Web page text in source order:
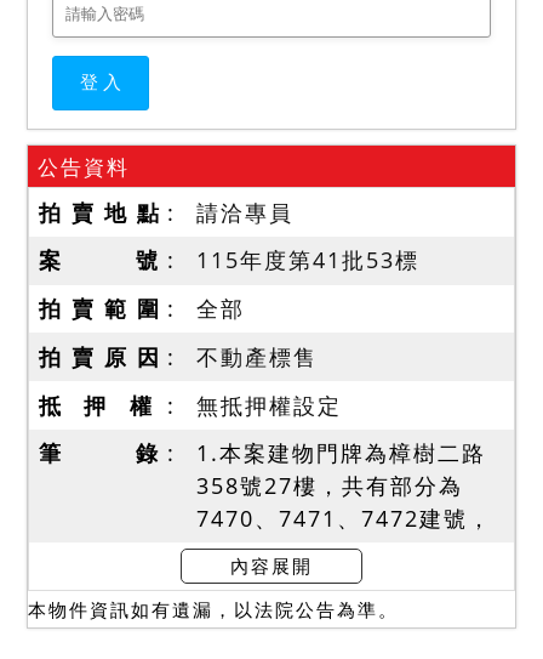
公告資料
拍 賣 地 點
請洽專員
案 號
115年度第41批53標
拍 賣 範 圍
全部
拍 賣 原 因
不動產標售
抵 押 權
無抵押權設定
筆 錄
1.本案建物門牌為樟樹二路
358號27樓，共有部分為
7470、7471、7472建號，
權利範圍依序為
726/100000、
728/100000、1/237(含停
內容展開
本物件資訊如有遺漏，以法院公告為準。